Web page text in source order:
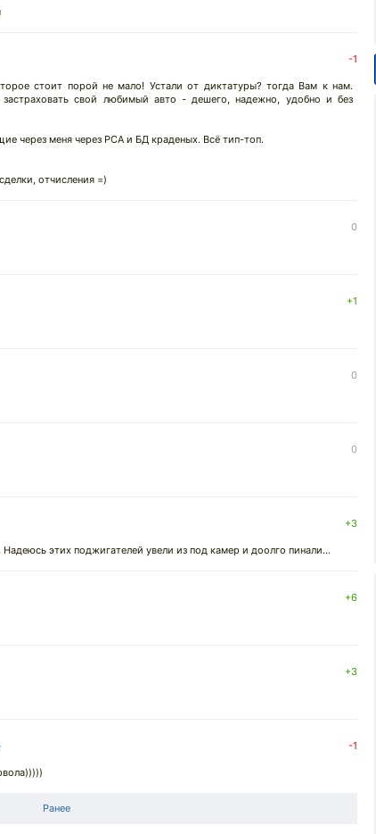
-1
стоит порой не мало! Устали от диктатуры? тогда Вам к нам.
свой любимый авто - дешего, надежно, удобно и без
через меня через РСА и БД краденых. Всё тип-топ.
отчисления =)
0
+1
0
0
+3
этих поджигателей увели из под камер и доолго пинали...
+6
+3
-1
Ранее